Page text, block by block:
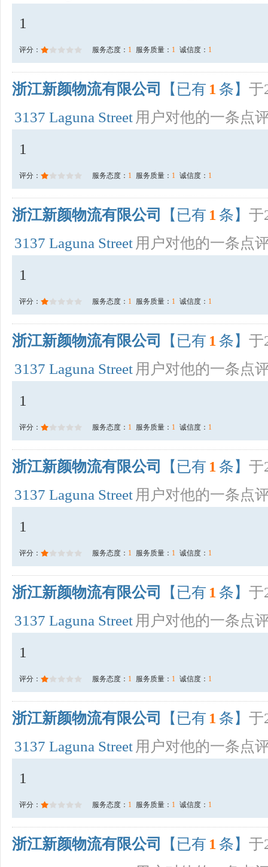
1
评分： 服务态度： 1 服务质量： 1 诚信度： 1
浙江新颜物流有限公司 【已有 1 条】 于
3137 Laguna Street 用户对他的一条点
1
评分： 服务态度： 1 服务质量： 1 诚信度： 1
浙江新颜物流有限公司 【已有 1 条】 于
3137 Laguna Street 用户对他的一条点
1
评分： 服务态度： 1 服务质量： 1 诚信度： 1
浙江新颜物流有限公司 【已有 1 条】 于
3137 Laguna Street 用户对他的一条点
1
评分： 服务态度： 1 服务质量： 1 诚信度： 1
浙江新颜物流有限公司 【已有 1 条】 于
3137 Laguna Street 用户对他的一条点
1
评分： 服务态度： 1 服务质量： 1 诚信度： 1
浙江新颜物流有限公司 【已有 1 条】 于
3137 Laguna Street 用户对他的一条点
1
评分： 服务态度： 1 服务质量： 1 诚信度： 1
浙江新颜物流有限公司 【已有 1 条】 于
3137 Laguna Street 用户对他的一条点
1
评分： 服务态度： 1 服务质量： 1 诚信度： 1
浙江新颜物流有限公司 【已有 1 条】 于